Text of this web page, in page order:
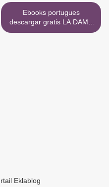
Ebooks portugues
descargar gratis LA DAMA
DEL ALBA DJVU ePub
Eklablog